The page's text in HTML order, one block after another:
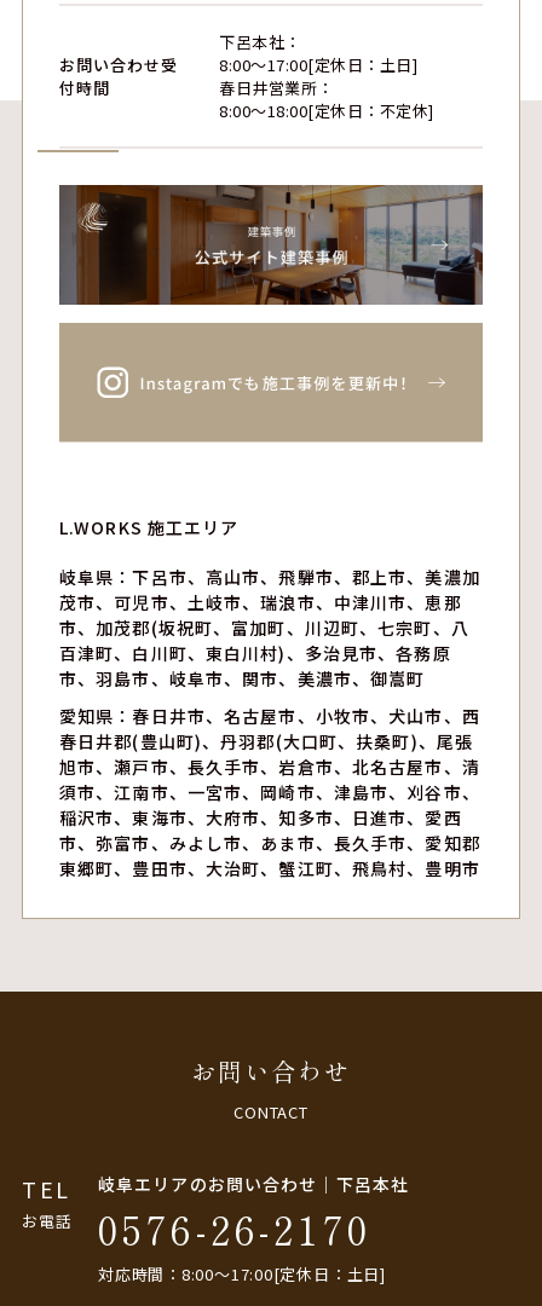
お問い合わせ受
付時間
下呂本社：
8:00〜17:00[定休日：土日]
春日井営業所：
8:00〜18:00[定休日：不定休]
L.WORKS 施工エリア
岐阜県：下呂市、高山市、飛騨市、郡上市、美濃加
茂市、可児市、土岐市、瑞浪市、中津川市、恵那
市、加茂郡(坂祝町、富加町、川辺町、七宗町、八
百津町、白川町、東白川村)、多治見市、各務原
市、羽島市、岐阜市、関市、美濃市、御嵩町
愛知県：春日井市、名古屋市、小牧市、犬山市、西
春日井郡(豊山町)、丹羽郡(大口町、扶桑町)、尾張
旭市、瀬戸市、長久手市、岩倉市、北名古屋市、清
須市、江南市、一宮市、岡崎市、津島市、刈谷市、
稲沢市、東海市、大府市、知多市、日進市、愛西
市、弥富市、みよし市、あま市、長久手市、愛知郡
東郷町、豊田市、大治町、蟹江町、飛鳥村、豊明市
お問い合わせ
CONTACT
TEL
お電話
岐阜エリアのお問い合わせ｜下呂本社
0576-26-2170
対応時間：8:00〜17:00[定休日：土日]